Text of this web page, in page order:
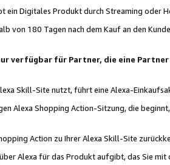
ein Digitales Produkt durch Streaming oder
von 180 Tagen nach dem Kauf an den
verfügbar für Partner, die eine
Skill-Site nutzt, führt eine Alexa-
Alexa Shopping Action-Sitzung, die
Action zu Ihrer Alexa Skill-Site
Alexa für das Produkt aufgibt, das Sie mit